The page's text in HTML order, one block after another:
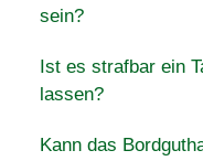
sein?
Ist es strafbar ein
lassen?
Kann das